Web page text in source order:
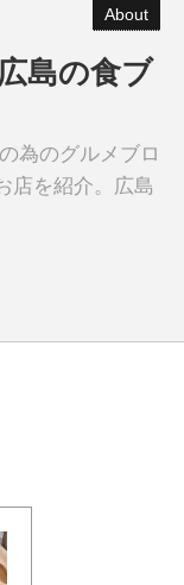
About
島の食ブ
為のグルメブロ
店を紹介。広島